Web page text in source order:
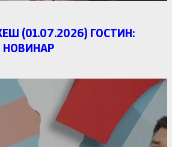
(01.07.2026) ГОСТИН:
НОВИНАР